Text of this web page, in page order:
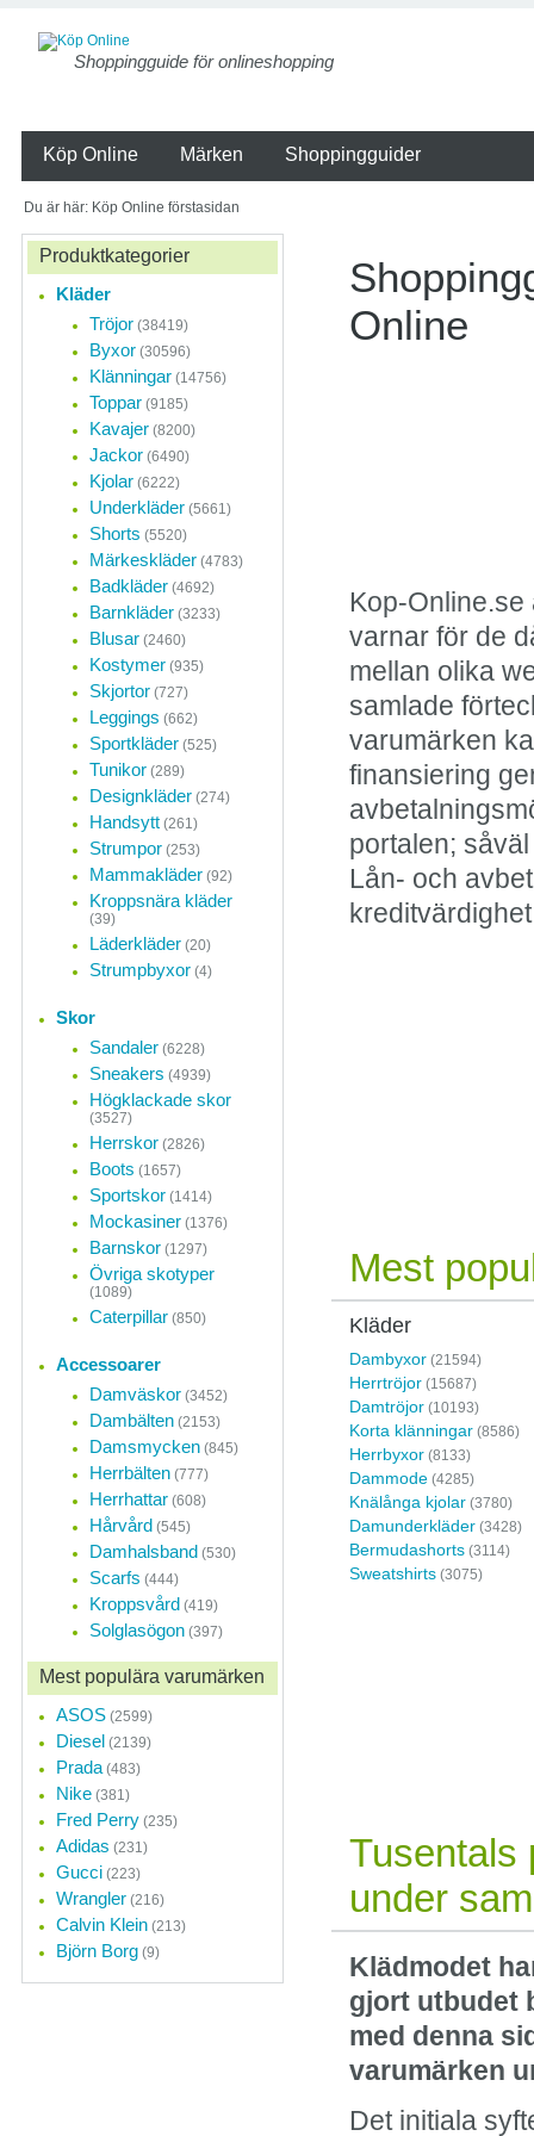
Shoppingguide för onlineshopping
Köp Online Märken Shoppingguider
Du är här: Köp Online förstasidan
Online
Kop-
varnar för de
mellan olika
samlade
varumärken
finansiering
portalen;
Lån- och
Mest
Kläder
Dambyxor (21594)
Herrtröjor (15687)
Damtröjor (10193)
Korta klänningar (8586)
Herrbyxor (8133)
Dammode (4285)
Knälånga kjolar (3780)
Damunderkläder (3428)
Bermudashorts (3114)
Sweatshirts (3075)
Tusentals
under
Klädmodet
gjort utbudet
med denna
varumärken
Det initiala
Produktkategorier
Kläder
Tröjor (38419)
Byxor (30596)
Klänningar (14756)
Toppar (9185)
Kavajer (8200)
Jackor (6490)
Kjolar (6222)
Underkläder (5661)
Shorts (5520)
Märkeskläder (4783)
Badkläder (4692)
Barnkläder (3233)
Blusar (2460)
Kostymer (935)
Skjortor (727)
Leggings (662)
Sportkläder (525)
Tunikor (289)
Designkläder (274)
Handsytt (261)
Strumpor (253)
Mammakläder (92)
Kroppsnära kläder
(39)
Läderkläder (20)
Strumpbyxor (4)
Skor
Sandaler (6228)
Sneakers (4939)
Högklackade skor
(3527)
Herrskor (2826)
Boots (1657)
Sportskor (1414)
Mockasiner (1376)
Barnskor (1297)
Övriga skotyper
(1089)
Caterpillar (850)
Accessoarer
Damväskor (3452)
Dambälten (2153)
Damsmycken (845)
Herrbälten (777)
Herrhattar (608)
Hårvård (545)
Damhalsband (530)
Scarfs (444)
Kroppsvård (419)
Solglasögon (397)
Mest populära varumärken
ASOS (2599)
Diesel (2139)
Prada (483)
Nike (381)
Fred Perry (235)
Adidas (231)
Gucci (223)
Wrangler (216)
Calvin Klein (213)
Björn Borg (9)